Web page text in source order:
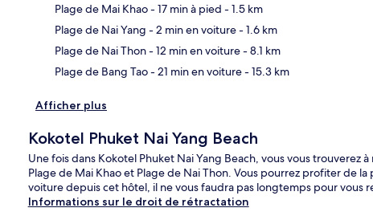
Plage de Mai Khao- 17 min à pied - 1.5 km
Plage de Nai Yang - 2 min en voiture- 1.6 km
Plage de Nai Thon- 12 min en voiture- 8.1 km
Plage de Bang Tao- 21 min en voiture- 15.3 km
Afficher plus
Kokotel Phuket Nai Yang Beach
Une fois dans Kokotel Phuket Nai Yang Beach, vous vous
Plage de Mai Khao et Plage de Nai Thon. Vous pourrez profiter de
voiture depuis cet hôtel, il ne vous faudra pas longtemps pour vous
Informations sur le droit de rétractation